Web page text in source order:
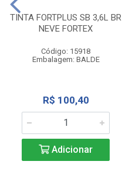
TINTA FORTPLUS SB 3,6L BR
NEVE FORTEX
Código: 15918
Embalagem: BALDE
R$ 100,40
Adicionar